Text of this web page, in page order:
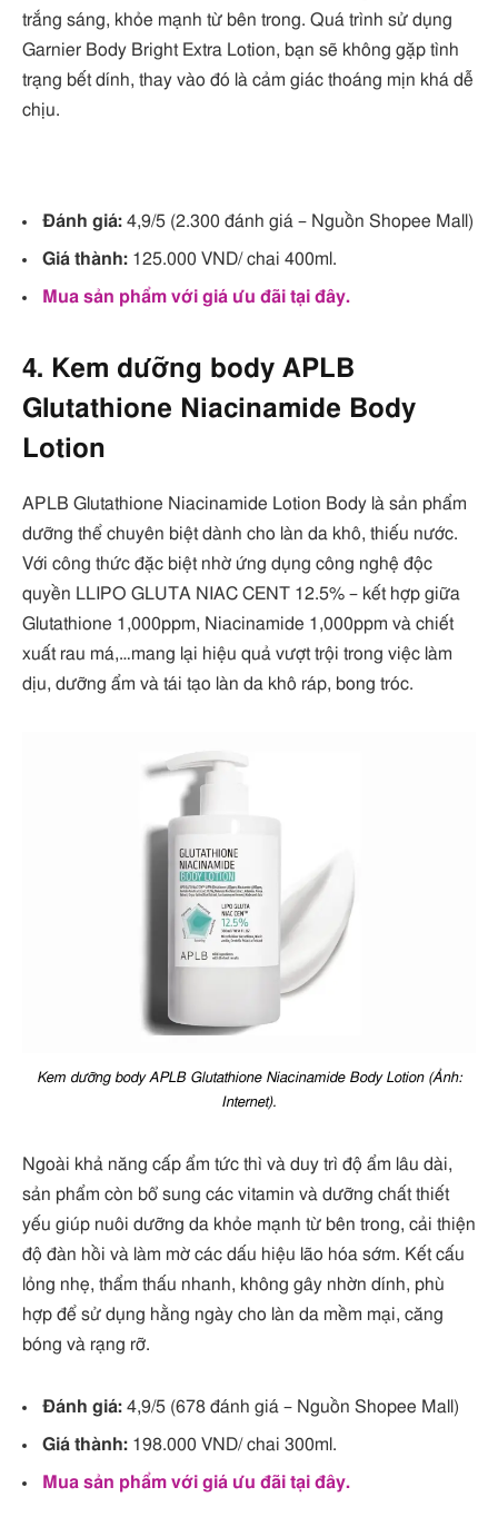
trắng sáng, khỏe mạnh từ bên trong. Quá trình sử dụng
Garnier Body Bright Extra Lotion, bạn sẽ không gặp tình
trạng bết dính, thay vào đó là cảm giác thoáng mịn khá dễ
chịu.
Đánh giá: 4,9/5 (2.300 đánh giá – Nguồn Shopee Mall)
Giá thành: 125.000 VND/ chai 400ml.
Mua sản phẩm với giá ưu đãi tại đây.
4. Kem dưỡng body APLB
Glutathione Niacinamide Body
Lotion
APLB Glutathione Niacinamide Lotion Body là sản phẩm
dưỡng thể chuyên biệt dành cho làn da khô, thiếu nước.
Với công thức đặc biệt nhờ ứng dụng công nghệ độc
quyền LLIPO GLUTA NIAC CENT 12.5% – kết hợp giữa
Glutathione 1,000ppm, Niacinamide 1,000ppm và chiết
xuất rau má,…mang lại hiệu quả vượt trội trong việc làm
dịu, dưỡng ẩm và tái tạo làn da khô ráp, bong tróc.
Kem dưỡng body APLB Glutathione Niacinamide Body Lotion (Ảnh:
Internet).
Ngoài khả năng cấp ẩm tức thì và duy trì độ ẩm lâu dài,
sản phẩm còn bổ sung các vitamin và dưỡng chất thiết
yếu giúp nuôi dưỡng da khỏe mạnh từ bên trong, cải thiện
độ đàn hồi và làm mờ các dấu hiệu lão hóa sớm. Kết cấu
lỏng nhẹ, thẩm thấu nhanh, không gây nhờn dính, phù
hợp để sử dụng hằng ngày cho làn da mềm mại, căng
bóng và rạng rỡ.
Đánh giá: 4,9/5 (678 đánh giá – Nguồn Shopee Mall)
Giá thành: 198.000 VND/ chai 300ml.
Mua sản phẩm với giá ưu đãi tại đây.